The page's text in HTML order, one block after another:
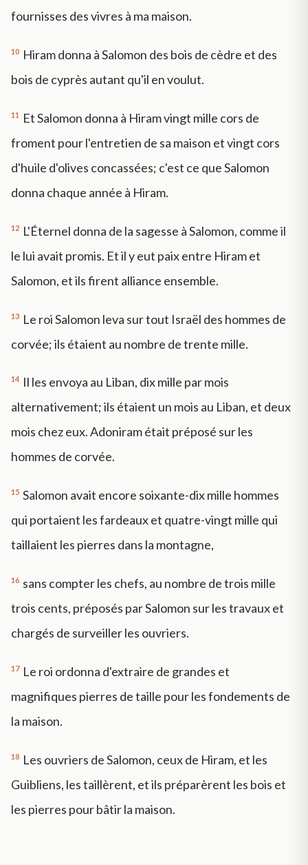
fournisses des vivres à ma maison.
10 Hiram donna à Salomon des bois de cèdre et des
bois de cyprès autant qu'il en voulut.
11
Et Salomon donna à Hiram vingt mille cors de
froment pour l'entretien de sa maison et vingt cors
d'huile d'olives concassées; c'est ce que Salomon
donna chaque année à Hiram.
12 L'Éternel donna de la sagesse à Salomon, comme il
le lui avait promis. Et il y eut paix entre Hiram et
Salomon, et ils firent alliance ensemble.
13 Le roi Salomon leva sur tout Israël des hommes de
corvée; ils étaient au nombre de trente mille.
14 Il les envoya au Liban, dix mille par mois
alternativement; ils étaient un mois au Liban, et deux
mois chez eux. Adoniram était préposé sur les
hommes de corvée.
15 Salomon avait encore soixante-dix mille hommes
qui portaient les fardeaux et quatre-vingt mille qui
taillaient les pierres dans la montagne,
16 sans compter les chefs, au nombre de trois mille
trois cents, préposés par Salomon sur les travaux et
chargés de surveiller les ouvriers.
17 Le roi ordonna d'extraire de grandes et
magnifiques pierres de taille pour les fondements de
la maison.
18 Les ouvriers de Salomon, ceux de Hiram, et les
Guibliens, les taillèrent, et ils préparèrent les bois et
les pierres pour bâtir la maison.